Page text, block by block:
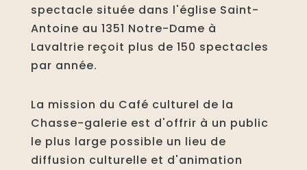
spectacle située dans l'église Saint-
Antoine au 1351 Notre-Dame à
Lavaltrie reçoit plus de 150 spectacles
par année.
La mission du Café culturel de la
Chasse-galerie est d'offrir à un public
le plus large possible un lieu de
diffusion culturelle et d'animation